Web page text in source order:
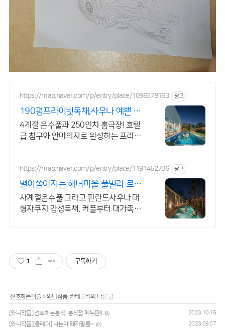
https://map.naver.com/p/entry/place/1096378163 광고
190평프라이빗독채,사우나 예쁜 4
계절 온수수영장 힐링
4계절 온수풀과 250인치 홈극장! 호텔
급 침구와 안마의자로 완성하는 프리미
의 감성숙소
https://map.naver.com/p/entry/place/1191452706 광고
별이쏟아지는 해녀마을 풀빌라 르세
라핌도 다녀간 감성풀빌라
사계절온수풀 그리고 핀란드사우나 대
형자쿠지 감성독채. 커플부터 대가족까
1 구독하기
'선호하는미술>와니작품' 카테고리의 다른 글
[와니작품] 선호하는분식! 분식점 메뉴판!! (0) 2023.10.15
[와니작품][클레이] 나는야 돼지필통~ (0) 2023.09.07